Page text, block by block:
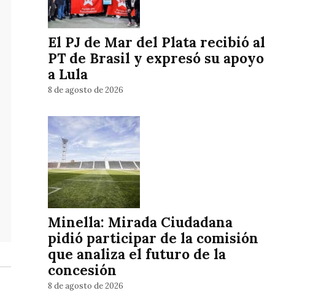
El PJ de Mar del Plata recibió al
PT de Brasil y expresó su apoyo
a Lula
8 de agosto de 2026
Minella: Mirada Ciudadana
pidió participar de la comisión
que analiza el futuro de la
concesión
8 de agosto de 2026